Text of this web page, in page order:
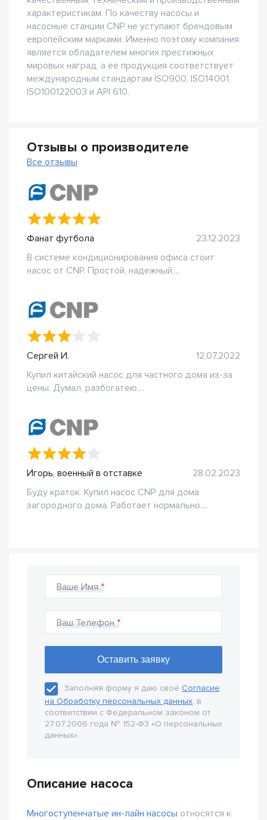
характеристикам. По качеству насосы и
насосные станции CNP не уступают брендовым
европейским марками. Именно поэтому компания
является обладателем многих престижных
мировых наград, а ее продукция соответствует
международным стандартам ISO900, ISO14001,
ISO100122003 и API 610.
Отзывы о производителе
Все отзывы
Фанат футбола
23.12.2023
В системе кондиционирования офиса стоит
насос от CNP. Простой, надежный,...
Сергей И.
12.07.2022
Купил китайский насос для частного дома из-за
цены. Думал, разбогатею,...
Игорь, военный в отставке
28.02.2023
Буду краток. Купил насос CNP для дома
загородного дома. Работает нормально....
Ваше Имя
Ваш Телефон
Заполняя форму я даю своё Согласие
на Обработку персональных данных, в
соответствии с Федеральном законом от
27.07.2006 года № 152-Ф3 «О персональных
данных».
Описание насоса
Многоступенчатые ин-лайн насосы относятся к